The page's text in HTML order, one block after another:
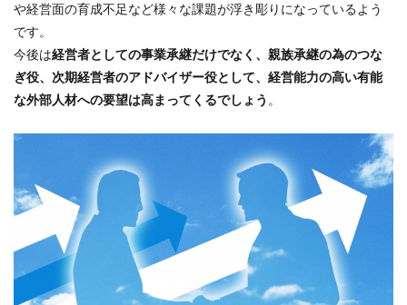
や経営面の育成不足など様々な課題が浮き彫りになっているよう
です。
今後は経営者としての事業承継だけでなく、親族承継の為のつな
ぎ役、次期経営者のアドバイザー役として、経営能力の高い有能
な外部人材への要望は高まってくるでしょう 。